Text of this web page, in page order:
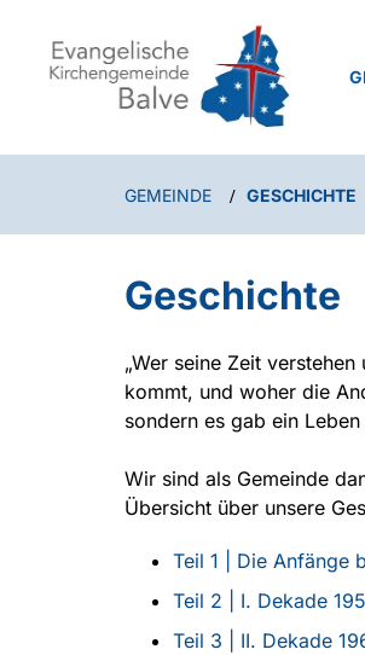
GEMEINDE / GESCHICHTE
Geschichte
„Wer seine Zeit
kommt, und woher die
sondern es gab ein
Wir sind als Gemeinde
Übersicht über unsere
Teil 1 | Die Anfänge
Teil 2 | I. Dekade
Teil 3 | II. Dekade